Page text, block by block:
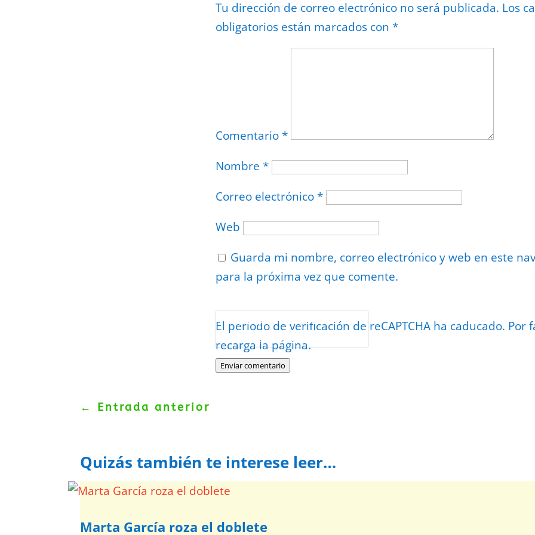
Tu dirección de correo electrónico no será publicada. Los
obligatorios están marcados con *
Comentario *
Nombre *
Correo electrónico *
Web
Guarda mi nombre, correo electrónico y web en este
para la próxima vez que comente.
El periodo de verificación de reCAPTCHA ha caducado. Por
recarga la página.
Enviar comentario
Protegidos por reCAPTCHA
Términos
← Entrada anterior
Quizás también te interese leer…
Marta García roza el doblete